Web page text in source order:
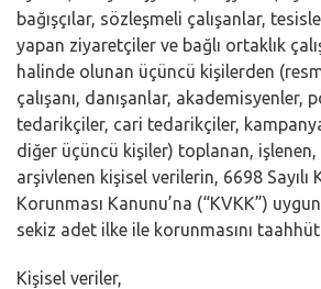
bağışçılar, sözleşmeli çalışanlar,
yapan ziyaretçiler ve bağlı ortaklık
halinde olunan üçüncü kişilerden
çalışanı, danışanlar, akademisyenler,
tedarikçiler, cari tedarikçiler, kampanya
diğer üçüncü kişiler) toplanan,
arşivlenen kişisel verilerin, 6698 Sayılı
Korunması Kanunu’na (“KVKK”)
sekiz adet ilke ile korunmasını
Kişisel veriler,